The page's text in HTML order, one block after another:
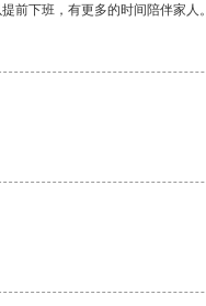
前下班，有更多的时间陪伴家人。